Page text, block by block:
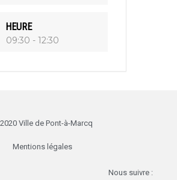
HEURE
09:30 - 12:30
Ville de Pont-à-Marcq
Mentions légales
Nous suivre :